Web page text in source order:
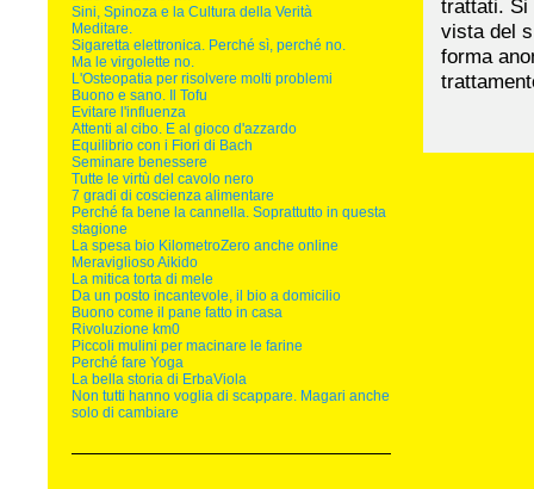
Sini, Spinoza e la Cultura della Verità
Meditare.
Sigaretta elettronica. Perché sì, perché no.
Ma le virgolette no.
L'Osteopatia per risolvere molti problemi
Buono e sano. Il Tofu
Evitare l'influenza
Attenti al cibo. E al gioco d'azzardo
Equilibrio con i Fiori di Bach
Seminare benessere
Tutte le virtù del cavolo nero
7 gradi di coscienza alimentare
Perché fa bene la cannella. Soprattutto in questa
stagione
La spesa bio KilometroZero anche online
Meraviglioso Aikido
La mitica torta di mele
Da un posto incantevole, il bio a domicilio
Buono come il pane fatto in casa
Rivoluzione km0
Piccoli mulini per macinare le farine
Perché fare Yoga
La bella storia di ErbaViola
Non tutti hanno voglia di scappare. Magari anche
solo di cambiare
trattati. Si
vista del
forma